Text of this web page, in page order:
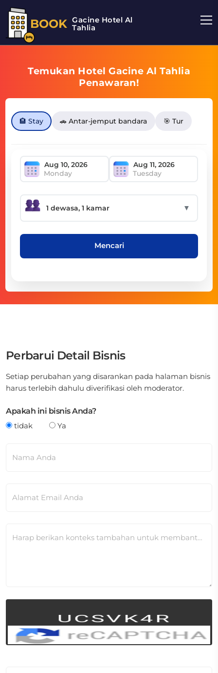
BOOK Gacine Hotel Al
Tahlia
Temukan Hotel Gacine Al Tahlia
Penawaran!
🏨 Stay 🚗 Antar-jemput bandara 🎯 Tur
Monday Tuesday
▼
Mencari
Perbarui Detail Bisnis
Setiap perubahan yang disarankan pada halaman bisnis
harus terlebih dahulu diverifikasi oleh moderator.
Apakah ini bisnis Anda?
tidak
Ya
Nama Anda
Alamat Email Anda
Harap berikan konteks tambahan untuk membantu kami memverifikasi perubahan ini